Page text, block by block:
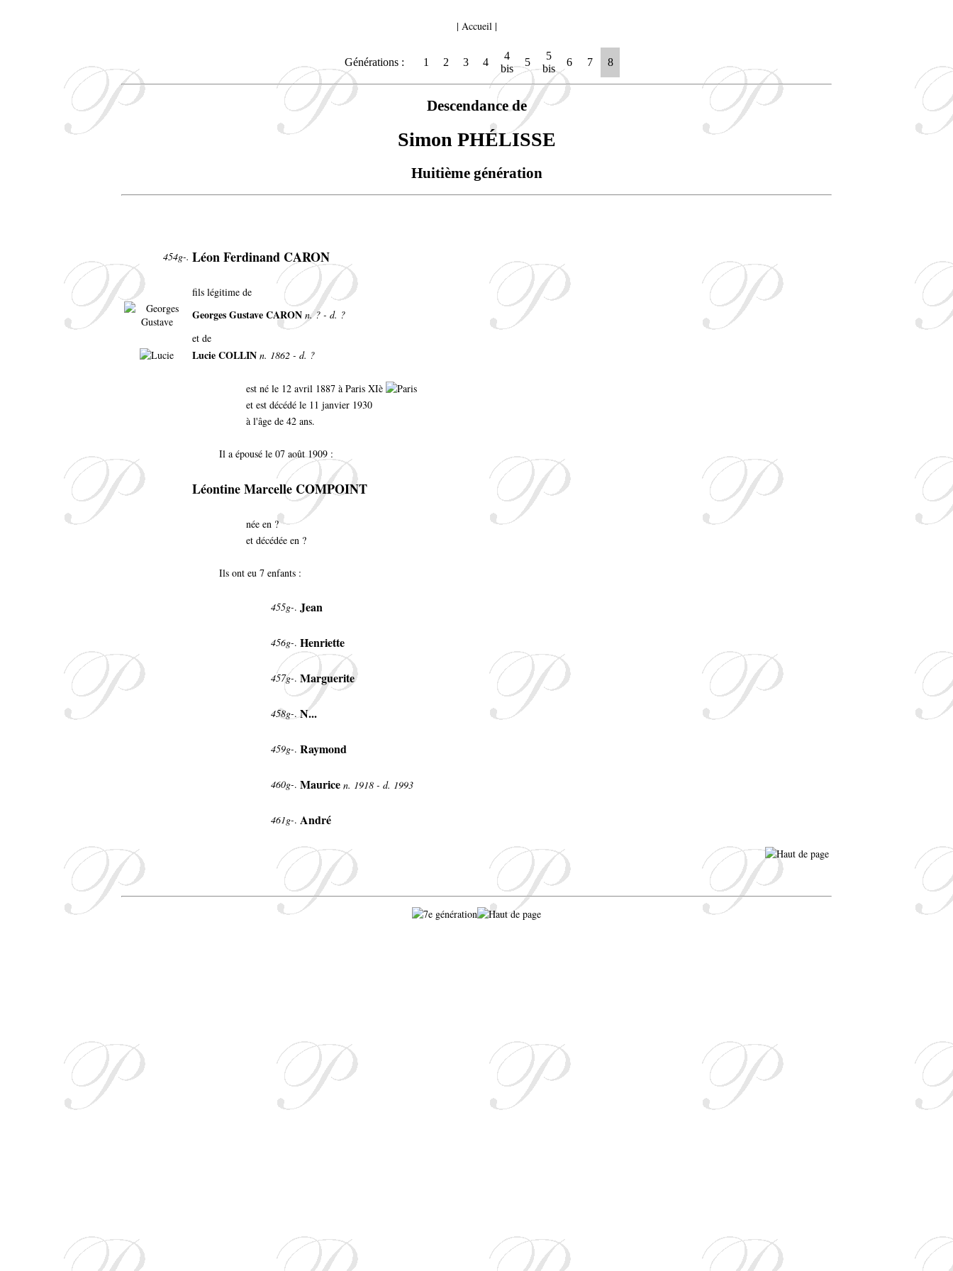
| Accueil|
Générations : 1 2 3 4
4
bis
5
5
bis
6 7 8
Descendance de
Simon PHÉLISSE
Huitième génération
454g-. Léon Ferdinand CARON
fils légitime de
Georges Gustave CARON n. ? - d. ?
et de
Lucie COLLIN n. 1862 - d. ?
est né le 12 avril 1887 à Paris XIè
et est décédé le 11 janvier 1930
à l'âge de 42 ans.
Il a épousé le 07 août 1909 :
Léontine Marcelle COMPOINT
née en ?
et décédée en ?
Ils ont eu 7 enfants :
455g-. Jean
456g-. Henriette
457g-. Marguerite
458g-. N...
459g-. Raymond
460g-. Maurice n. 1918 - d. 1993
461g-. André